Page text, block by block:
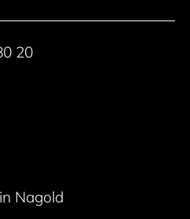
20
Nagold